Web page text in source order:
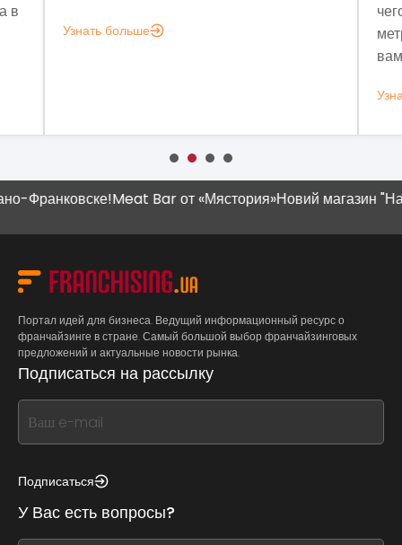
метрик, которые помогут понять, зачем
Meat Bar от «Мястория»Новий магазин "Наш
Портал идей для бизнеса. Ведущий информационный ресурс о
франчайзинге в стране. Самый большой выбор франчайзинговых
предложений и актуальные новости рынка.
Подписаться на рассылку
If
you
this,
this
Подписаться
У Вас есть вопросы?